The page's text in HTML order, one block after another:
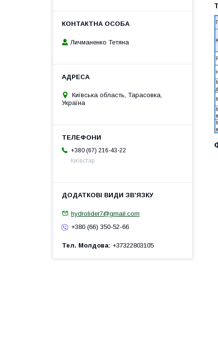
Личманенко Тетяна
Київська область, Тарасовка,
Україна
+380 (67) 216-43-22
Київстар
hydrolider7@gmail.com
+380 (66) 350-52-66
Тел. Молдова +37322803105